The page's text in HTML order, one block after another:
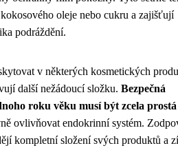
oleje nebo cukru a zajišťují
podráždění.
v některých kosmetických
další nežádoucí složku. Bezpečná
roku věku musí být zcela
ovlivňovat endokrinní systém.
kompletní složení svých produktů a